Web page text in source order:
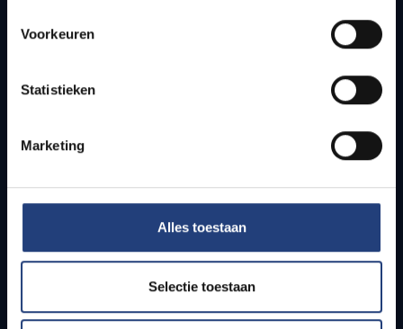
Voorkeuren
Statistieken
Marketing
Alles toestaan
Selectie toestaan
How to get to the VUB campuses
Students
PhD students
Teachers and secondary schools